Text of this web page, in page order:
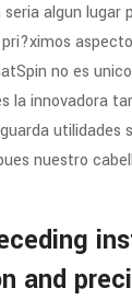
algun lugar
no es
la innovadora
utilidades
nuestro
and